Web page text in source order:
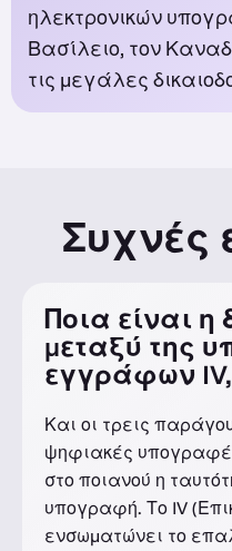
ηλεκτρονικών
Βασίλειο, τον
τις μεγάλες
Συχνές
Ποια είναι
μεταξύ της
εγγράφων IV,
Και οι τρεις
ψηφιακές
στο ποιανού η
υπογραφή. Το IV
ενσωματώνει το